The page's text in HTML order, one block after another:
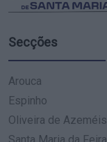
Secções
Arouca
Espinho
Oliveira de Azeméis
Santa Maria da Feira